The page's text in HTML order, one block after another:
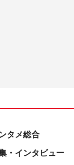
タメ総合
・インタビュー